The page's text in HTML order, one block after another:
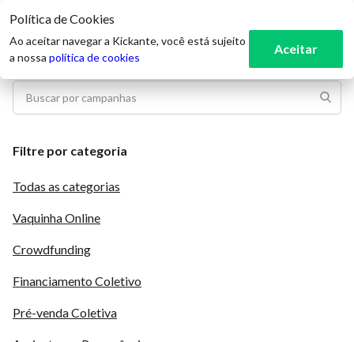
Filtre por categoria
Todas as categorias
Vaquinha Online
Crowdfunding
Financiamento Coletivo
Pré-venda Coletiva
Política de Cookies
Ao aceitar navegar a Kickante, você está sujeito
a nossa política de cookies
Aceitar